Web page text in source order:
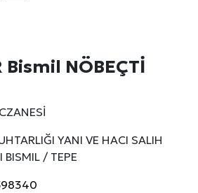
Bismil NÖBEÇTİ
YANI VE HACI SALIH
BISMIL / TEPE